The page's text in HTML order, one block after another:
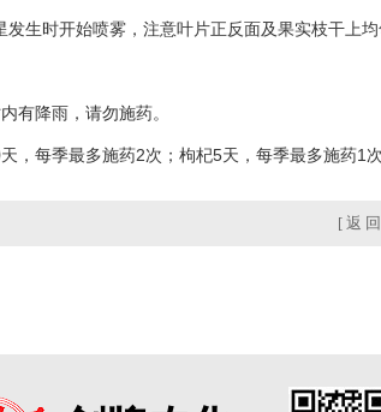
发生时开始喷雾，注意叶片正反面及果实枝干上
有降雨，请勿施药。
，每季最多施药2次；枸杞5天，每季最多施药1次
[ 返